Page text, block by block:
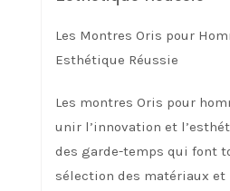
Les Montres Oris pour
Esthétique Réussie
Les montres Oris pour
unir l’innovation et
des garde-temps qui font
sélection des matériaux et